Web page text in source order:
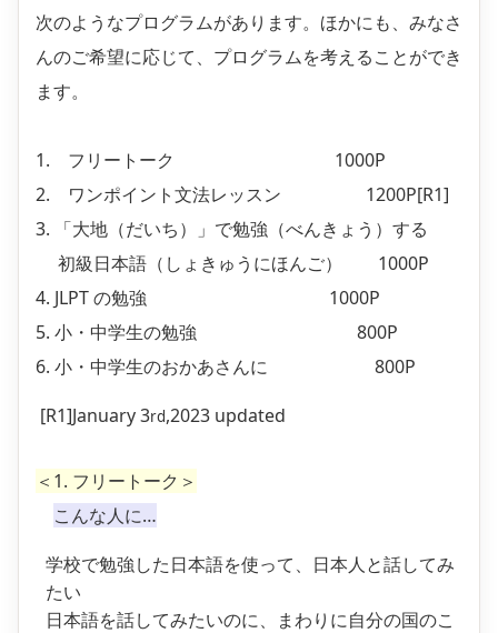
次のようなプログラムがあります。ほかにも、みなさ
んのご希望に応じて、プログラムを考えることができ
ます。
1. フリートーク 1000P
2. ワンポイント文法レッスン
1200P[R1]
3. 「大地（だいち）」で勉強（べんきょう）する
初級日本語（しょきゅうにほんご）
1000P
4. JLPT の勉強
1000P
5. 小・中学生の勉強 800P
6. 小・中学生のおかあさんに 800P
[R1]January 3rd,2023 updated
＜1. フリートーク＞
こんな人に…
学校で勉強した日本語を使って、日本人と話してみ
たい
日本語を話してみたいのに、まわりに自分の国のこ